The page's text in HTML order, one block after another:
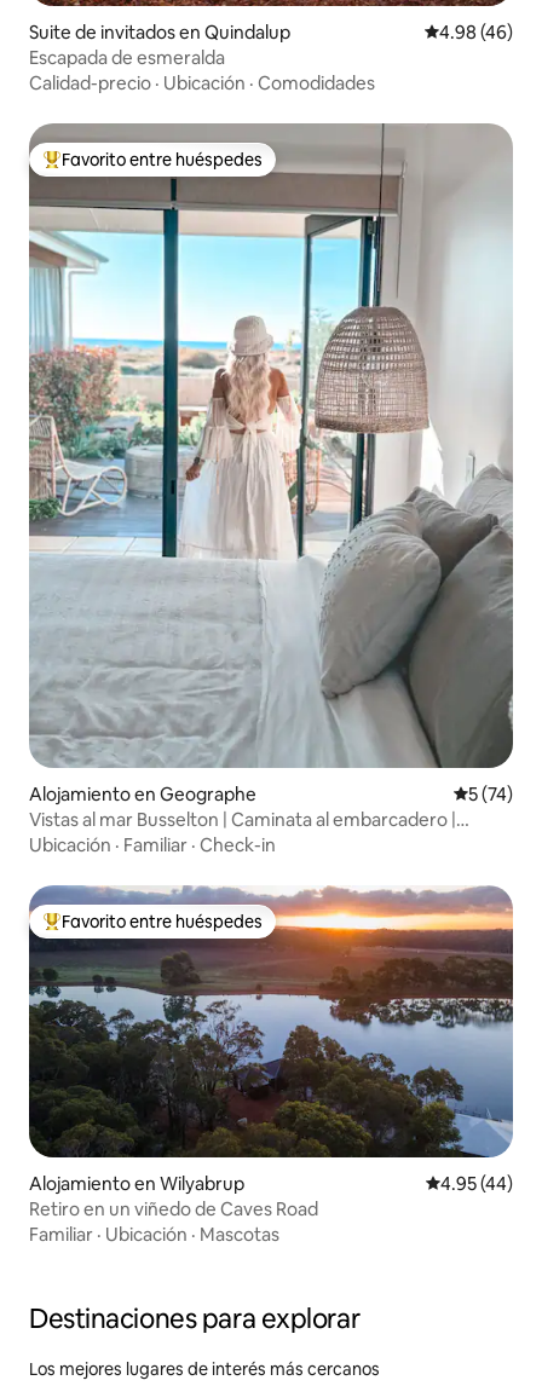
Suite de invitados en Quindalup Calificación
4.98 (46)
Escapada de esmeralda
Calidad-precio · Ubicación · Comodidades
Favorito entre huéspedes preferido
Favorito entre huéspedes
Alojamiento en Geographe
5 (74)
Vistas al mar Busselton | Caminata al embarcadero |
Ayatana
Ubicación · Familiar · Check-in
Favorito entre huéspedes preferido
Favorito entre huéspedes
Alojamiento en Wilyabrup Calificación
4.95 (44)
Retiro en un viñedo de Caves Road
Familiar · Ubicación · Mascotas
Destinaciones para explorar
Los mejores lugares de interés más cercanos